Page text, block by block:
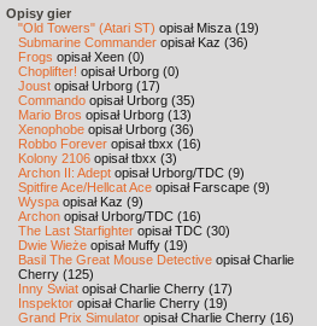
Opisy gier
"Old Towers" (Atari ST) opisał Misza (19)
Submarine Commander opisał Kaz (36)
Frogs opisał Xeen (0)
Choplifter! opisał Urborg (0)
Joust opisał Urborg (17)
Commando opisał Urborg (35)
Mario Bros opisał Urborg (13)
Xenophobe opisał Urborg (36)
Robbo Forever opisał tbxx (16)
Kolony 2106 opisał tbxx (3)
Archon II: Adept opisał Urborg/TDC (9)
Spitfire Ace/Hellcat Ace opisał Farscape (9)
Wyspa opisał Kaz (9)
Archon opisał Urborg/TDC (16)
The Last Starfighter opisał TDC (30)
Dwie Wieże opisał Muffy (19)
Basil The Great Mouse Detective opisał Charlie
Cherry (125)
Inny Świat opisał Charlie Cherry (17)
Inspektor opisał Charlie Cherry (19)
Grand Prix Simulator opisał Charlie Cherry (16)